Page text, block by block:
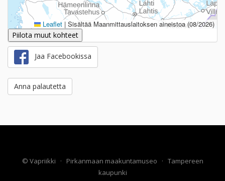
Leaflet | Sisältää Maanmittauslaitoksen aineistoa (08/2026)
Piilota muut kohteet
Jaa Facebookissa
Anna palautetta
© Vapriikki · Pirkanmaan maakuntamuseo · Tampereen
kaupunki